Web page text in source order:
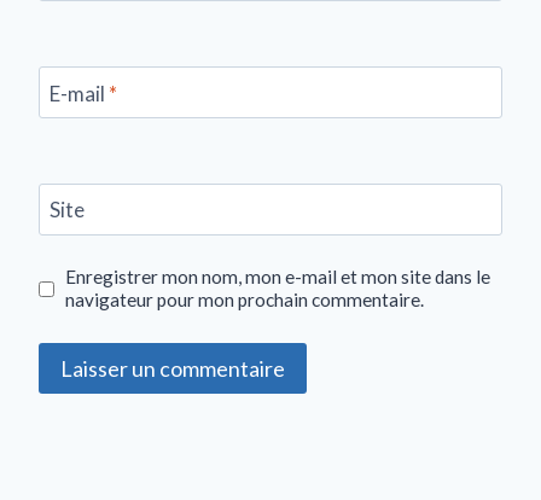
E-mail *
Site
Enregistrer mon nom, mon e-mail et mon site dans le
navigateur pour mon prochain commentaire.